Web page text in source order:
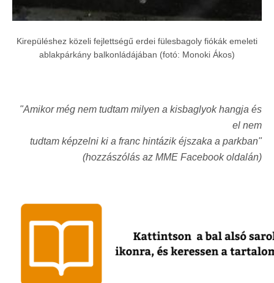
Kirepüléshez közeli fejlettségű erdei fülesbagoly fiókák emeleti
ablakpárkány balkonládájában (fotó: Monoki Ákos)
"Amikor még nem tudtam milyen a kisbaglyok hangja és
el nem
tudtam képzelni ki a franc hintázik éjszaka a parkban"
(hozzászólás az MME Facebook oldalán)